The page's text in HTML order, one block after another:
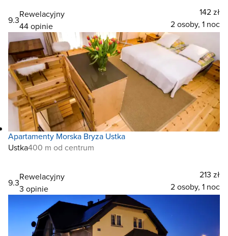
9.3
Rewelacyjny
44 opinie
142 zł
2 osoby, 1 noc
Apartamenty Morska Bryza Ustka
Ustka400 m od centrum
9.3
Rewelacyjny
3 opinie
213 zł
2 osoby, 1 noc